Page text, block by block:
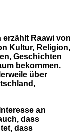
Raawi von
Kultur, Religion,
Geschichten
bekommen.
über
an
dass
dass